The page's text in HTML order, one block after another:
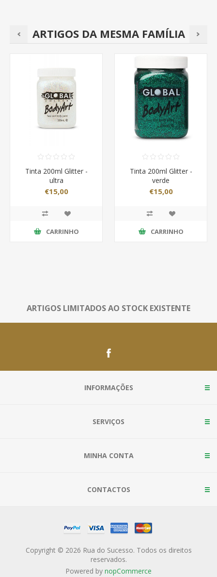
ARTIGOS DA MESMA FAMÍLIA
Tinta 200ml Glitter -
ultra
€15,00
CARRINHO
Tinta 200ml Glitter -
verde
€15,00
CARRINHO
ARTIGOS LIMITADOS AO STOCK EXISTENTE
INFORMAÇÕES
SERVIÇOS
MINHA CONTA
CONTACTOS
Copyright © 2026 Rua do Sucesso. Todos os direitos
reservados.
Powered by nopCommerce